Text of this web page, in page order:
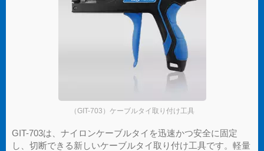
（GIT-703）ケーブルタイ取り付け工具
GIT-703は、ナイロンケーブルタイを迅速かつ安全に固定
し、切断できる新しいケーブルタイ取り付け工具です。軽量